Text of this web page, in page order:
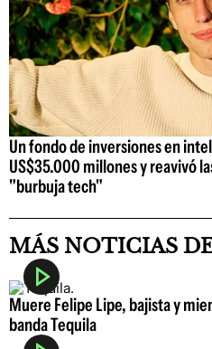
Un fondo de inversiones en
US$35.000 millones y reavivó
"burbuja tech"
MÁS NOTICIAS
Muere Felipe Lipe, bajista y
banda Tequila